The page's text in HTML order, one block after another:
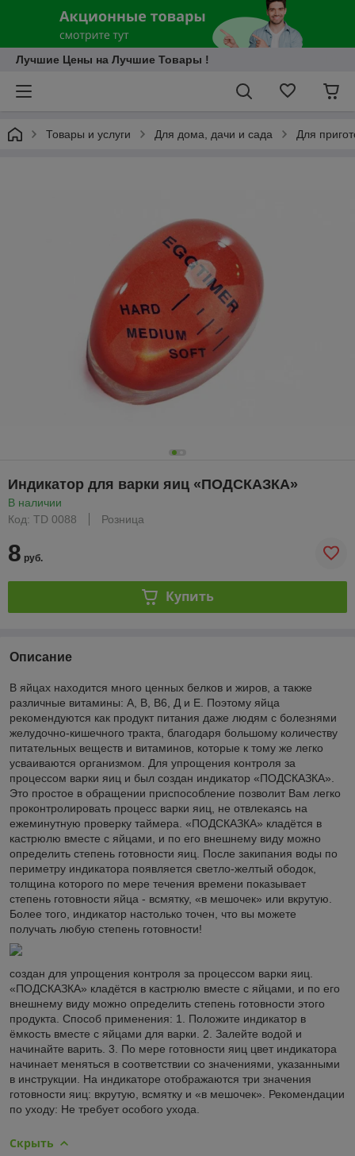
Лучшие Цены на Лучшие Товары !
Товары и услуги Для дома, дачи и сада Для
Индикатор для варки яиц «ПОДСКАЗКА»
В наличии
Код: TD 0088
Розница
8 руб.
Купить
Описание
В яйцах находится много ценных белков и жиров, а также
различные витамины: А, В, В6, Д и Е. Поэтому яйца
рекомендуются как продукт питания даже людям с болезнями
желудочно-кишечного тракта, благодаря большому количеству
питательных веществ и витаминов, которые к тому же легко
усваиваются организмом. Для упрощения контроля за
процессом варки яиц и был создан индикатор «ПОДСКАЗКА».
Это простое в обращении приспособление позволит Вам легко
проконтролировать процесс варки яиц, не отвлекаясь на
ежеминутную проверку таймера. «ПОДСКАЗКА» кладётся в
кастрюлю вместе с яйцами, и по его внешнему виду можно
определить степень готовности яиц. После закипания воды по
периметру индикатора появляется светло-желтый ободок,
толщина которого по мере течения времени показывает
степень готовности яйца - всмятку, «в мешочек» или вкрутую.
Более того, индикатор настолько точен, что вы можете
получать любую степень готовности!
создан для упрощения контроля за процессом варки яиц.
«ПОДСКАЗКА» кладётся в кастрюлю вместе с яйцами, и по его
внешнему виду можно определить степень готовности этого
продукта. Способ применения: 1. Положите индикатор в
ёмкость вместе с яйцами для варки. 2. Залейте водой и
начинайте варить. 3. По мере готовности яиц цвет индикатора
начинает меняться в соответствии со значениями, указанными
в инструкции. На индикаторе отображаются три значения
готовности яиц: вкрутую, всмятку и «в мешочек». Рекомендации
по уходу: Не требует особого ухода.
Скрыть